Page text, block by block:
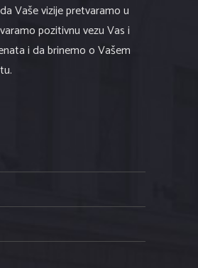
Vaše vizije pretvaramo u
pozitivnu vezu Vas i
i da brinemo o Vašem